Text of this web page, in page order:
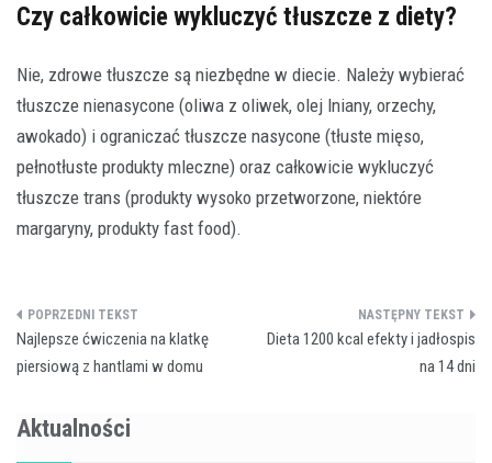
Czy całkowicie wykluczyć tłuszcze z diety?
Nie, zdrowe tłuszcze są niezbędne w diecie. Należy wybierać
tłuszcze nienasycone (oliwa z oliwek, olej lniany, orzechy,
awokado) i ograniczać tłuszcze nasycone (tłuste mięso,
pełnotłuste produkty mleczne) oraz całkowicie wykluczyć
tłuszcze trans (produkty wysoko przetworzone, niektóre
margaryny, produkty fast food).
Nawigacja
wpisu
Najlepsze ćwiczenia na klatkę
piersiową z hantlami w domu
Dieta 1200 kcal efekty i jadłospis
na 14 dni
Aktualności